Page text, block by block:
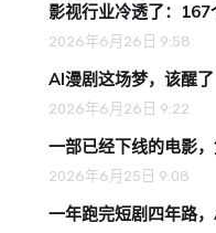
影视行业冷透了：
2026年6月26日 9:58
AI漫剧这场梦，该醒了
2026年6月26日 9:22
一部已经下线的电影
2026年6月25日 9:08
一年跑完短剧四年路